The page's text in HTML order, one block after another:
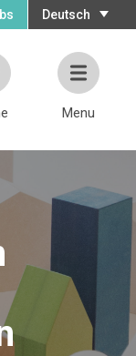
Deutsch
Menu